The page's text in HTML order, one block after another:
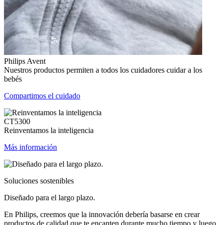
Philips Avent
Nuestros productos permiten a todos los cuidadores cuidar a los
bebés
Compartimos el cuidado
CT5300
Reinventamos la inteligencia
Más información
Soluciones sostenibles
Diseñado para el largo plazo.
En Philips, creemos que la innovación debería basarse en crear
productos de calidad que te encanten durante mucho tiempo y luego